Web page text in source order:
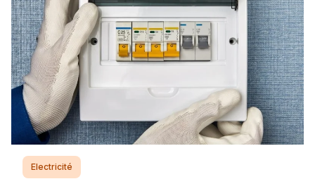
Electricité